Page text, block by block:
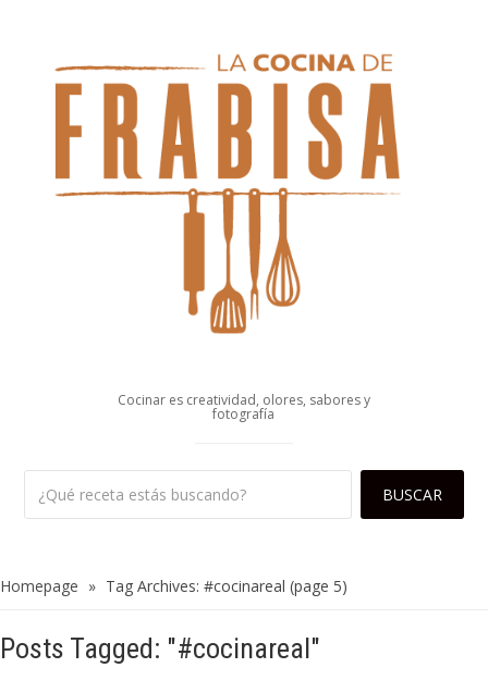
Cocinar es creatividad, olores, sabores y
fotografía
Homepage » Tag Archives: #cocinareal (page 5)
Posts Tagged: "#cocinareal"